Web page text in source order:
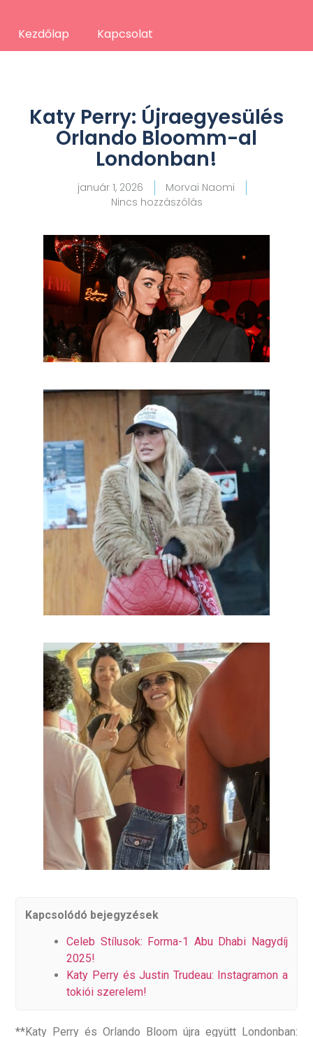
Kezdőlap Kapcsolat
Katy Perry: Újraegyesülés
Orlando Bloomm-al
Londonban!
január 1, 2026
Morvai Naomi
Nincs hozzászólás
Kapcsolódó bejegyzések
Celeb Stílusok: Forma-1 Abu Dhabi Nagydíj
2025!
Katy Perry és Justin Trudeau: Instagramon a
tokiói szerelem!
**Katy Perry és Orlando Bloom újra együtt Londonban: